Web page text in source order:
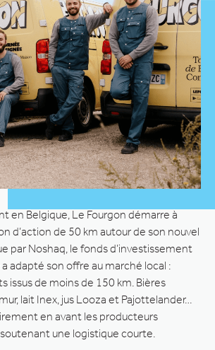
en Belgique, Le Fourgon démarre à
d’action de 50 km autour de son nouvel
par Noshaq, le fonds d’investissement
adapté son offre au marché local :
issus de moins de 150 km. Bières
lait Inex, jus Looza et Pajottelander…
en avant les producteurs
une logistique courte.